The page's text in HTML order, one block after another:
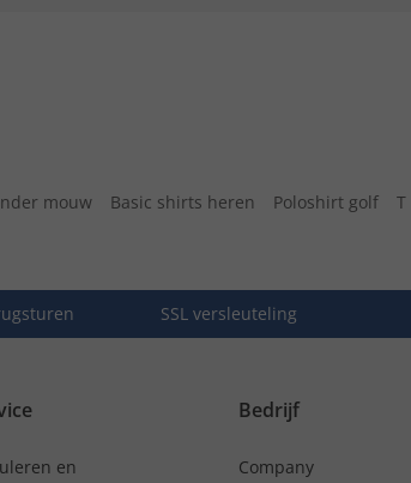
mouw Basic shirts heren Poloshirt golf
SSL versleuteling
en
Bedrijf
Company